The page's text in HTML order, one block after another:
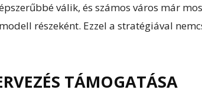
válik, és számos város már
részeként. Ezzel a stratégiával
TÁMOGATÁSA